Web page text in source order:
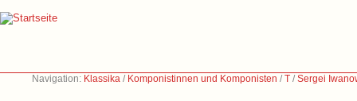
Navigation: Klassika / Komponistinnen und Komponisten /T /Sergei